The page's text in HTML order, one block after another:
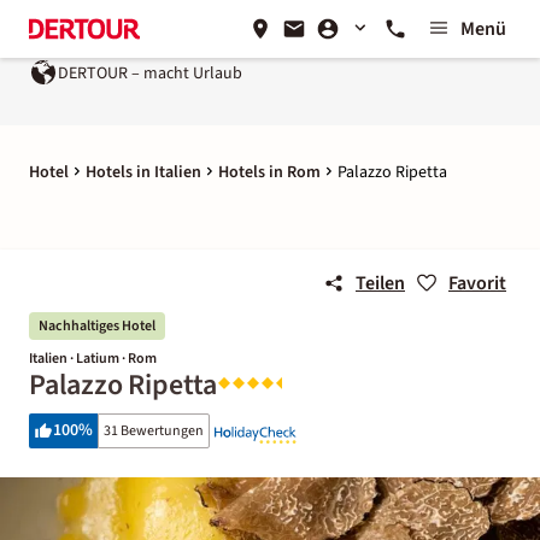
Menü
DERTOUR – macht Urlaub
Hotel Hotels in Italien Hotels in Rom Palazzo Ripetta
Teilen Favorit
Nachhaltiges Hotel
Italien · Latium · Rom
Palazzo Ripetta
100% 31 Bewertungen